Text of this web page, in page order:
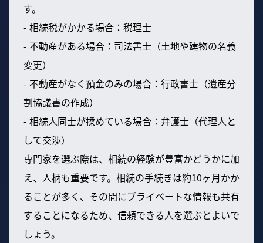
す。
- 相続税がかかる場合：税理士
- 不動産がある場合：司法書士（土地や建物の名義
変更）
- 不動産がなく預金のみの場合：行政書士（遺産分
割協議書の作成）
- 相続人同士が揉めている場合：弁護士（代理人と
して交渉）
専門家を選ぶ際は、相続の経験が豊富かどうかに加
え、人柄も重要です。相続の手続きは約10ヶ月かか
ることが多く、その間にプライベートな情報も共有
することになるため、信頼できる人を選ぶとよいで
しょう。